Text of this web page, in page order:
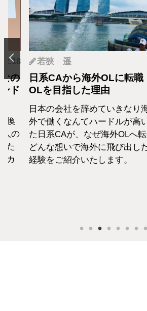
の
ド
換
人の
た
カ
若狭 遥
日系CAから海外OLに転職
OLを目指した理由
日本の会社を辞めていきなり
外で働くなんてハードルが高
た日系CAが、なぜ海外OLへ転
どんな想いで海外に飛び出し
経験をご紹介いたします。